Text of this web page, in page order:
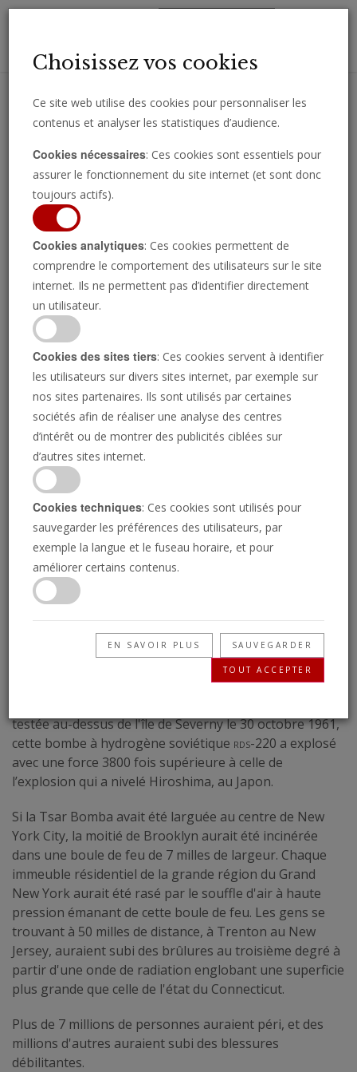
importantes directement par e-mail.
JULIA GODDARD/LA TROMPETTE
L'arme la plus puissante
du monde
Elle est plus de mille fois plus destructrice que
la plus grande bombe jamais détonée.
a bombe thermonucléaire la plus puissante à avoir
testée au-dessus de l'île de Severny le 30 octobre 1961,
cette bombe à hydrogène soviétique rds-220 a explosé
avec une force 3800 fois supérieure à celle de
l’explosion qui a nivelé Hiroshima, au Japon.
Si la Tsar Bomba avait été larguée au centre de New
York City, la moitié de Brooklyn aurait été incinérée
dans une boule de feu de 7 milles de largeur. Chaque
immeuble résidentiel de la grande région du Grand
New York aurait été rasé par le souffle d'air à haute
pression émanant de cette boule de feu. Les gens se
trouvant à 50 milles de distance, à Trenton au New
Jersey, auraient subi des brûlures au troisième degré à
partir d'une onde de radiation englobant une superficie
plus grande que celle de l'état du Connecticut.
Plus de 7 millions de personnes auraient péri, et des
millions d'autres auraient subi des blessures
débilitantes.
Choisissez vos cookies
Ce site web utilise des cookies pour personnaliser les
contenus et analyser les statistiques d’audience.
Cookies nécessaires: Ces cookies sont essentiels pour
assurer le fonctionnement du site internet (et sont donc
toujours actifs).
Cookies analytiques: Ces cookies permettent de
comprendre le comportement des utilisateurs sur le site
internet. Ils ne permettent pas d’identifier directement
un utilisateur.
Cookies des sites tiers: Ces cookies servent à identifier
les utilisateurs sur divers sites internet, par exemple sur
nos sites partenaires. Ils sont utilisés par certaines
sociétés afin de réaliser une analyse des centres
d’intérêt ou de montrer des publicités ciblées sur
d’autres sites internet.
Cookies techniques: Ces cookies sont utilisés pour
sauvegarder les préférences des utilisateurs, par
exemple la langue et le fuseau horaire, et pour
améliorer certains contenus.
EN SAVOIR PLUS SAUVEGARDER
TOUT ACCEPTER